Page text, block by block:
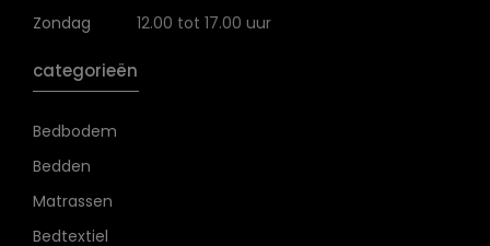
Zondag
12.00 tot 17.00 uur
categorieën
Bedbodem
Bedden
Matrassen
Bedtextiel